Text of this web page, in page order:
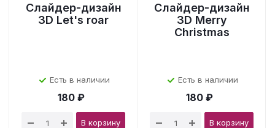
Слайдер-дизайн
3D Let's roar
Есть в наличии
180 ₽
В корзину
Слайдер-дизайн
3D Merry
Christmas
Есть в наличии
180 ₽
В корзину